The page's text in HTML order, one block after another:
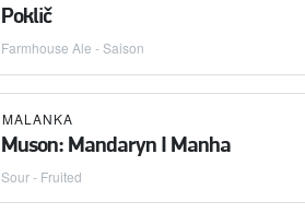
Poklič
Farmhouse Ale - Saison
MALANKA
Muson: Mandaryn I Manha
Sour - Fruited